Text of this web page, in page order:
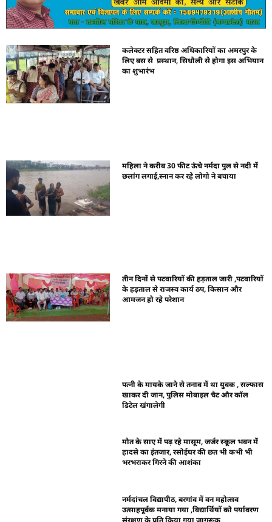
कलेक्टर सहित वरिष्ठ अधिकारियों का अमरपुर के
लिए बस से प्रस्थान, सिधौली से होगा इस अभियान
का शुभारंभ
महिला ने करीब 30 फीट ऊंचे नर्मदा पुल से नदी में
छलांग लगाई,स्नान कर रहे लोगो ने बचाया
तीन दिनों से पटवारियों की हड़ताल जारी ,पटवारियों
के हड़ताल से राजस्व कार्य ठप, किसान और
आमजन हो रहे परेशान
पत्नी के मायके जाने से तनाव में था युवक , सल्फास
खाकर दी जान, पुलिस मोबाइल चैट और कॉल
डिटेल खंगालेगी
मौत के साए में पढ़ रहे मासूम, जर्जर स्कूल भवन में
हादसे का इंतजार, रसोईघर की छत भी कभी भी
भरभराकर गिरने की आशंका
नर्मदांचल विद्यापीठ, बरगांव में वन महोत्सव
उत्साहपूर्वक मनाया गया ,विद्यार्थियों को पर्यावरण
संरक्षण के प्रति किया गया जागरूक